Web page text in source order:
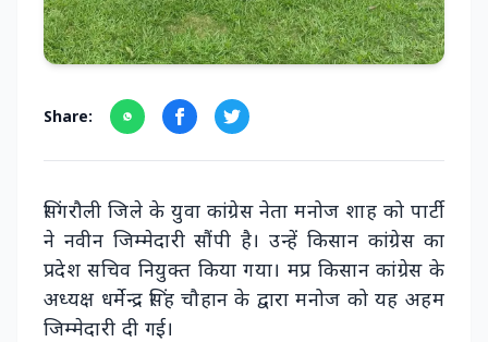
Share:
सिंगरौली जिले के युवा कांग्रेस नेता मनोज शाह को पार्टी
ने नवीन जिम्मेदारी सौंपी है। उन्हें किसान कांग्रेस का
प्रदेश सचिव नियुक्त किया गया। मप्र किसान कांग्रेस के
अध्यक्ष धर्मेन्द्र सिंह चौहान के द्वारा मनोज को यह अहम
जिम्मेदारी दी गई।